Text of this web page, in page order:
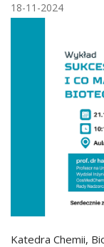
18-11-2024
Katedra Chemii,